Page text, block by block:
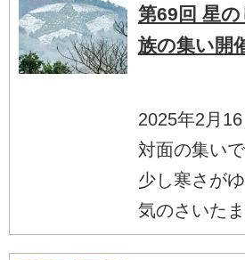
第69回 星
族の集い開
2025年2月
対面の集いで
少し寒さが
気のさいた